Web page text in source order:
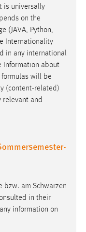
is universally
on the
(JAVA, Python,
Internationality
in any international
Information about
will be
(content-related)
relevant and
bzw. am Schwarzen
in their
information on
anonym.
verstehen, wie